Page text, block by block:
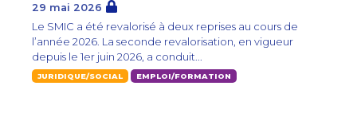
29 mai 2026
Le SMIC a été revalorisé à deux reprises au cours de
l’année 2026. La seconde revalorisation, en vigueur
depuis le 1er juin 2026, a conduit...
JURIDIQUE/SOCIAL EMPLOI/FORMATION